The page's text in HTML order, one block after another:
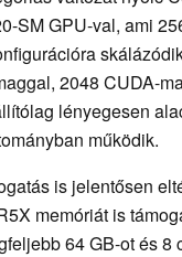
SM GPU-val, ami
2048 CUDA-
lényegesen
működik.
is jelentősen
memóriát is
64 GB-ot és